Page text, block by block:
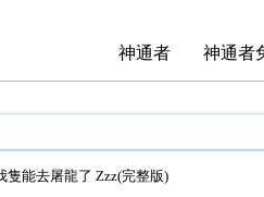
神通者 神通者
隻能去屠龍了 Zzz(完整版)